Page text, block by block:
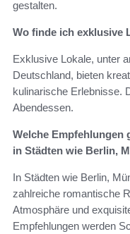
gestalten.
Wo finde ich exklusive
Exklusive Lokale, unter
Deutschland, bieten
kulinarische Erlebnisse.
Abendessen.
Welche Empfehlungen
in Städten wie Berlin,
In Städten wie Berlin,
zahlreiche romantische
Atmosphäre und
Empfehlungen werden